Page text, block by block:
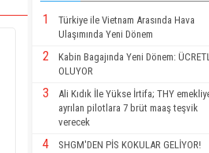
1
Türkiye ile Vietnam Arasında Hava
Ulaşımında Yeni Dönem
2
Kabin Bagajında Yeni Dönem:
OLUYOR
3
Ali Kıdık İle Yükse İrtifa; THY
ayrılan pilotlara 7 brüt maaş teşvik
verecek
4 SHGM'DEN PİS KOKULAR GELİYOR!